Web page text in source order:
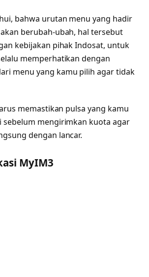
bahwa urutan menu yang hadir
berubah-ubah, hal tersebut
kebijakan pihak Indosat, untuk
memperhatikan dengan
menu yang kamu pilih agar tidak
memastikan pulsa yang kamu
sebelum mengirimkan kuota agar
dengan lancar.
MyIM3